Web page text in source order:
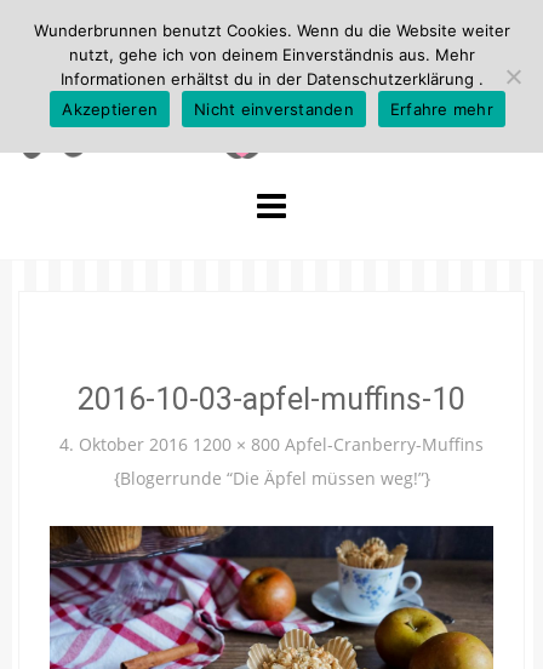
2016-10-03-apfel-muffins-10
4. Oktober 2016 1200 × 800 Apfel-Cranberry-Muffins
{Blogerrunde “Die Äpfel müssen weg!”}
Wunderbrunnen benutzt Cookies. Wenn du die Website weiter
nutzt, gehe ich von deinem Einverständnis aus. Mehr
Informationen erhältst du in der Datenschutzerklärung .
Akzeptieren
Nicht einverstanden Erfahre mehr